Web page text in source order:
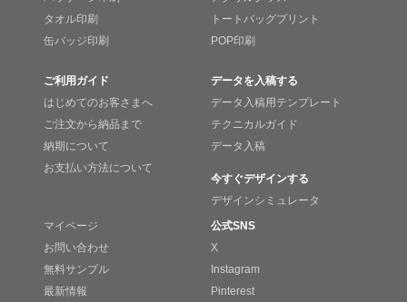
タオル印刷
缶バッジ印刷
トートバッグプリント
POP印刷
ご利用ガイド
はじめてのお客さまへ
ご注文から納品まで
納期について
お支払い方法について
データを入稿する
データ入稿用テンプレート
テクニカルガイド
データ入稿
今すぐデザインする
デザインシミュレータ
マイページ
お問い合わせ
無料サンプル
最新情報
公式SNS
X
Instagram
Pinterest